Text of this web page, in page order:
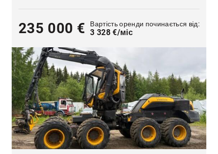
235 000 € Вартість оренди починається від:
3 328 €/міс